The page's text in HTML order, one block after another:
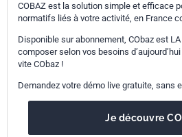
COBAZ est la solution simple et efficace
normatifs liés à votre activité, en France
Disponible sur abonnement, CObaz est
composer selon vos besoins
vite CObaz !
Demandez votre démo live gratuite, sans
Je découvre